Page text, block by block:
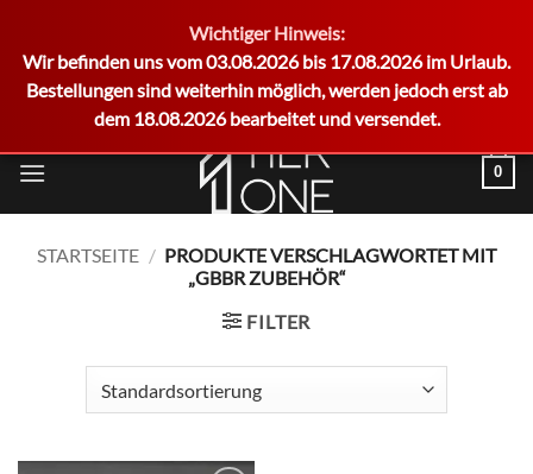
Wichtiger Hinweis:
Wir befinden uns vom 03.08.2026 bis 17.08.2026 im Urlaub.
Bestellungen sind weiterhin möglich, werden jedoch erst ab
dem 18.08.2026 bearbeitet und versendet.
Inhalt
0
STARTSEITE / PRODUKTE VERSCHLAGWORTET MIT
„GBBR ZUBEHÖR“
FILTER